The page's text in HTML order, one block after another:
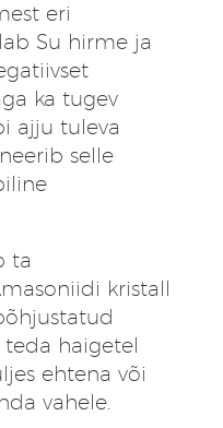
eri
Su hirme ja
ka tugev
ajju tuleva
selle
ta
kristall
teda haigetel
ehtena või
vahele.